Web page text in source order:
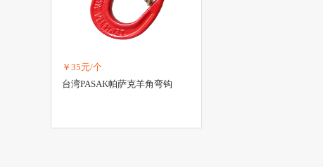
￥35元/个
台湾PASAK帕萨克羊角弯钩